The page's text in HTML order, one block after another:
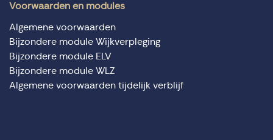
Voorwaarden en modules
Algemene voorwaarden
Bijzondere module Wijkverpleging
Bijzondere module ELV
Bijzondere module WLZ
Algemene voorwaarden tijdelijk verblijf